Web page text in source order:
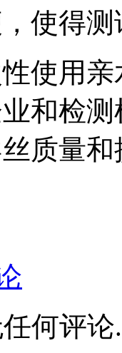
使得
使用
和检
质量
何评论.